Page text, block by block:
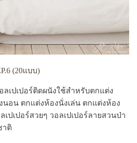
(20แบบ)
อลเปเปอร์ติดผนังใช้สำหรับตกแต่ง
อน ตกแต่งห้องนั่งเล่น ตกแต่งห้อง
ปเปอร์สวยๆ วอลเปเปอร์ลายสวนป่า
าติ